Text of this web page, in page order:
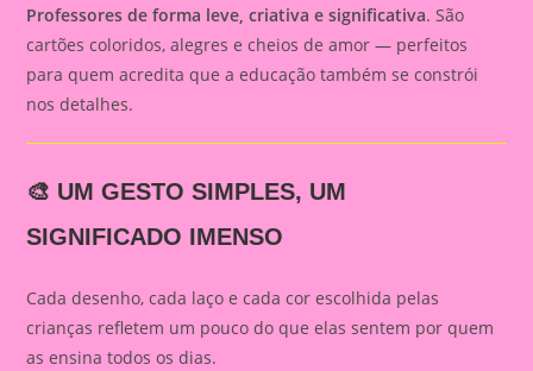
Professores de forma leve, criativa e significativa. São
cartões coloridos, alegres e cheios de amor — perfeitos
para quem acredita que a educação também se constrói
nos detalhes.
🎨 UM GESTO SIMPLES, UM
SIGNIFICADO IMENSO
Cada desenho, cada laço e cada cor escolhida pelas
crianças refletem um pouco do que elas sentem por quem
as ensina todos os dias.